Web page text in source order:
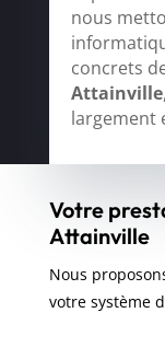
nous
concrets
Attainville
largement
Votre
Attainville
Nous
votre système